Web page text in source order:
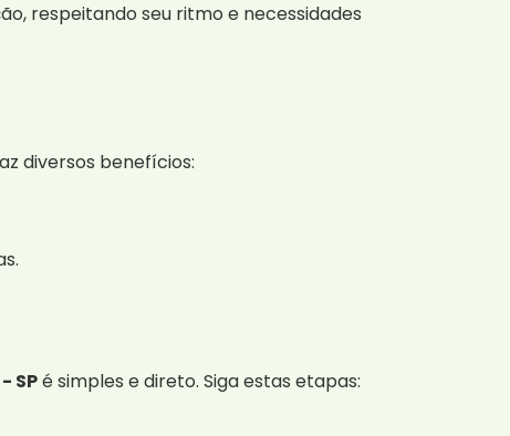
respeitando seu ritmo e necessidades
diversos benefícios:
SPé simples e direto. Siga estas etapas: